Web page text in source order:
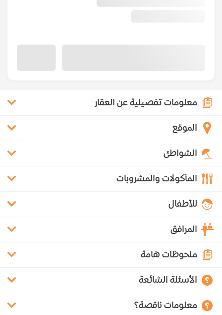
معلومات تفصيلية عن العقار
الموقع
الشواطئ
المأكولات والمشروبات
للأطفال
المرافق
ملحوظات هامة
الأسئلة الشائعة
معلومات ناقصة؟